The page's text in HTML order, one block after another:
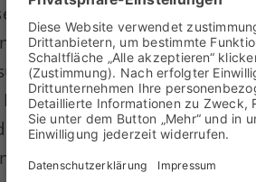
Alter Herr bei der
organisieren könnte.
ich mit ihm zusammen
wurde gegrillt, alle dort
wir bei der Besichtigung
Boden liegenden